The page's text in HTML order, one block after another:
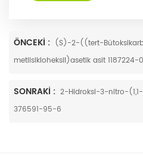
ÖNCEKI : (S)-2-((tert-
metilsikloheksil)asetik asit 1187224-
SONRAKI : 2-Hidroksi-3-nitro-
376591-95-6